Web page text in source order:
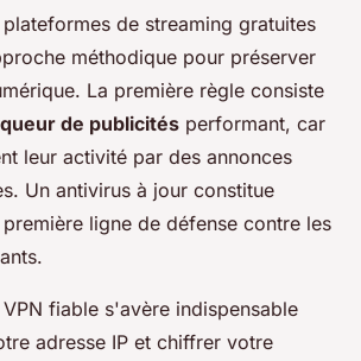
de streaming gratuites
méthodique pour préserver
La première règle consiste
de publicités performant, car
leur activité par des annonces
Un antivirus à jour constitue
ligne de défense contre les
fiable s'avère indispensable
adresse IP et chiffrer votre